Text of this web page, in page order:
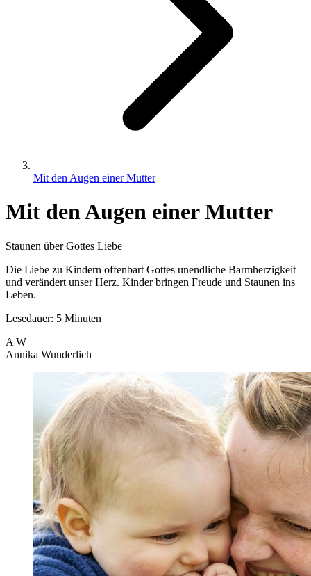
Mit den Augen einer Mutter
Mit den Augen einer Mutter
Staunen über Gottes Liebe
Die Liebe zu Kindern offenbart Gottes unendliche Barmherzigkeit
und verändert unser Herz. Kinder bringen Freude und Staunen ins
Leben.
Lesedauer: 5 Minuten
A W
Annika Wunderlich